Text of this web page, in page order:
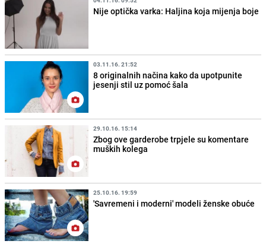
Nije optička varka: Haljina koja mijenja boje
03.11.16. 21:52
8 originalnih načina kako da upotpunite
jesenji stil uz pomoć šala
29.10.16. 15:14
Zbog ove garderobe trpjele su komentare
muških kolega
25.10.16. 19:59
'Savremeni i moderni' modeli ženske obuće